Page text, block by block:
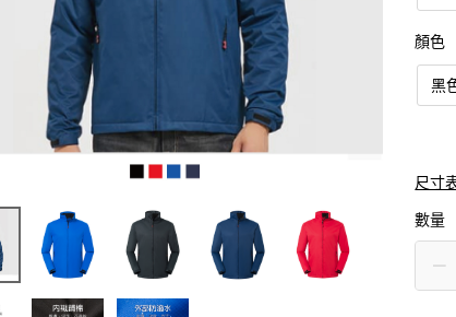
顏色
黑
尺寸
數量